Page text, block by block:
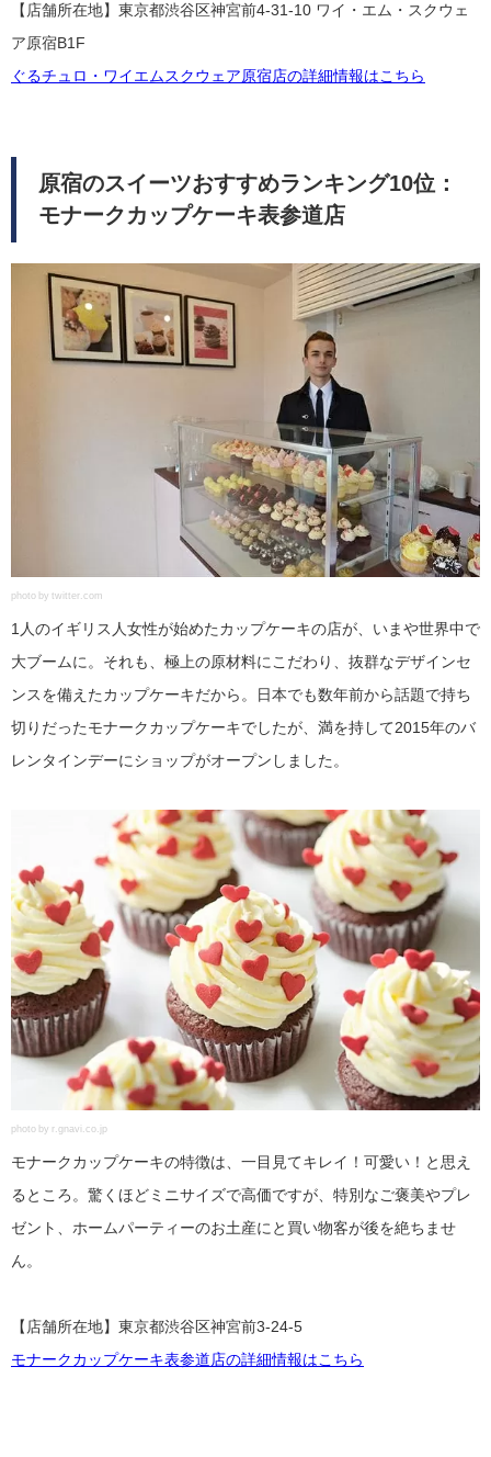
【店舗所在地】東京都渋谷区神宮前4-31-10 ワイ・エム・スクウェ
ア原宿B1F
ぐるチュロ・ワイエムスクウェア原宿店の詳細情報はこちら
原宿のスイーツおすすめランキング10位：
モナークカップケーキ表参道店
photo by twitter.com
1人のイギリス人女性が始めたカップケーキの店が、いまや世界中で
大ブームに。それも、極上の原材料にこだわり、抜群なデザインセ
ンスを備えたカップケーキだから。日本でも数年前から話題で持ち
切りだったモナークカップケーキでしたが、満を持して2015年のバ
レンタインデーにショップがオープンしました。
photo by r.gnavi.co.jp
モナークカップケーキの特徴は、一目見てキレイ！可愛い！と思え
るところ。驚くほどミニサイズで高価ですが、特別なご褒美やプレ
ゼント、ホームパーティーのお土産にと買い物客が後を絶ちませ
ん。
【店舗所在地】東京都渋谷区神宮前3-24-5
モナークカップケーキ表参道店の詳細情報はこちら